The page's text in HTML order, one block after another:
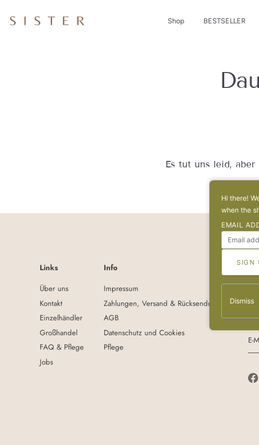
Shop BESTSELLER
Es tut uns leid,
Links
Über uns
Kontakt
Einzelhändler
Großhandel
FAQ & Pflege
Jobs
Info
Impressum
Zahlungen, Versand & Rücksendungen
AGB
Datenschutz und Cookies
Pflege
Hi there!
when the
EMAIL
Dismiss